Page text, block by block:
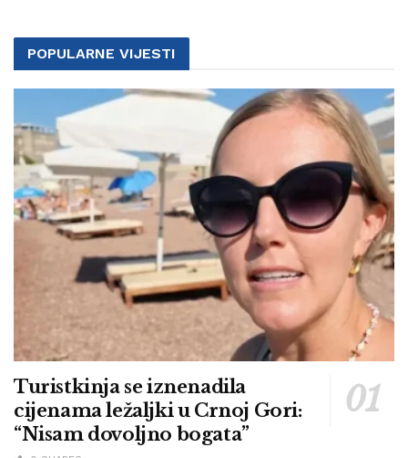
POPULARNE VIJESTI
Turistkinja se iznenadila
cijenama ležaljki u Crnoj Gori:
“Nisam dovoljno bogata”